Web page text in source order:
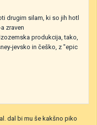
drugim silam, ki so jih hotl
zraven
produkcija, tako,
jevsko in češko, z "epic
dal bi mu še kakšno piko